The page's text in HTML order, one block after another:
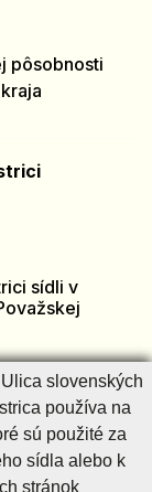
pôsobnosti
sídli v
slovenských
používa na
sú použité za
sídla alebo k
stránok